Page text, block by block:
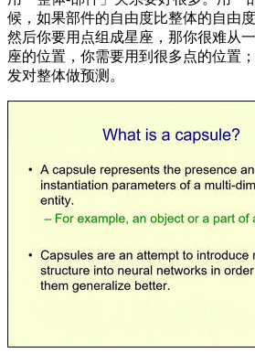
候，如果部件的自由度比整体的自由
然后你要用点组成星座，那你很难从
座的位置，你需要用到很多点的位置
发对整体做预测。